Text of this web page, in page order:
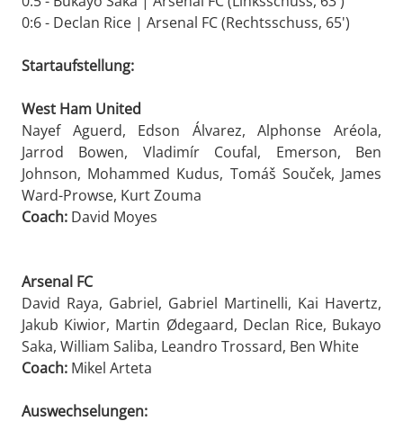
0:6 - Declan Rice | Arsenal FC (Rechtsschuss, 65')
Startaufstellung:
West Ham United
Nayef Aguerd, Edson Álvarez, Alphonse Aréola,
Jarrod Bowen, Vladimír Coufal, Emerson, Ben
Johnson, Mohammed Kudus, Tomáš Souček, James
Ward-Prowse, Kurt Zouma
Coach: David Moyes
Arsenal FC
David Raya, Gabriel, Gabriel Martinelli, Kai Havertz,
Jakub Kiwior, Martin Ødegaard, Declan Rice, Bukayo
Saka, William Saliba, Leandro Trossard, Ben White
Coach: Mikel Arteta
Auswechselungen: